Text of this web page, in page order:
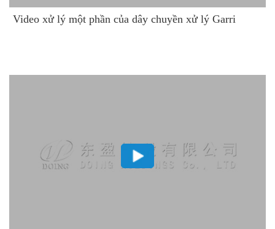
Video xử lý một phần của dây chuyền xử lý Garri